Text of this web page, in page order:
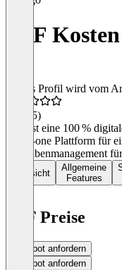
N2F Kosten
Dieses Profil wird vom
(15)
N2F ist eine 100 %
All-in-one Plattform für
Ausgabenmanagement
Übersicht
Allgemeine
Features
N2F Preise
Angebot anfordern
Angebot anfordern